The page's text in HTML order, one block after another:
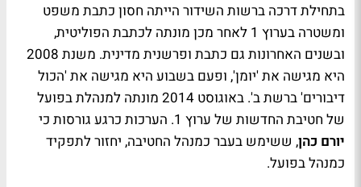
בתחילת דרכה ברשות השידור הייתה חסון כתבת משפט
ומשטרה בערוץ 1 לאחר מכן מונתה לכתבת הפוליטית,
ובשנים האחרונות גם כתבת ופרשנית מדינית. משנת 2008
היא מגישה את 'יומן', ופעם בשבוע היא מגישה את 'הכול
דיבורים' ברשת ב'. באוגוסט 2014 מונתה למנהלת בפועל
של חטיבת החדשות של ערוץ 1. הערכות כרגע גורסות כי
יורם כהן, ששימש בעבר כמנהל החטיבה, יחזור לתפקיד
כמנהל בפועל.